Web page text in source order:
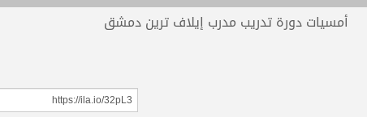
أمسيات دورة تدريب مدرب إيلاف ترين دمشق